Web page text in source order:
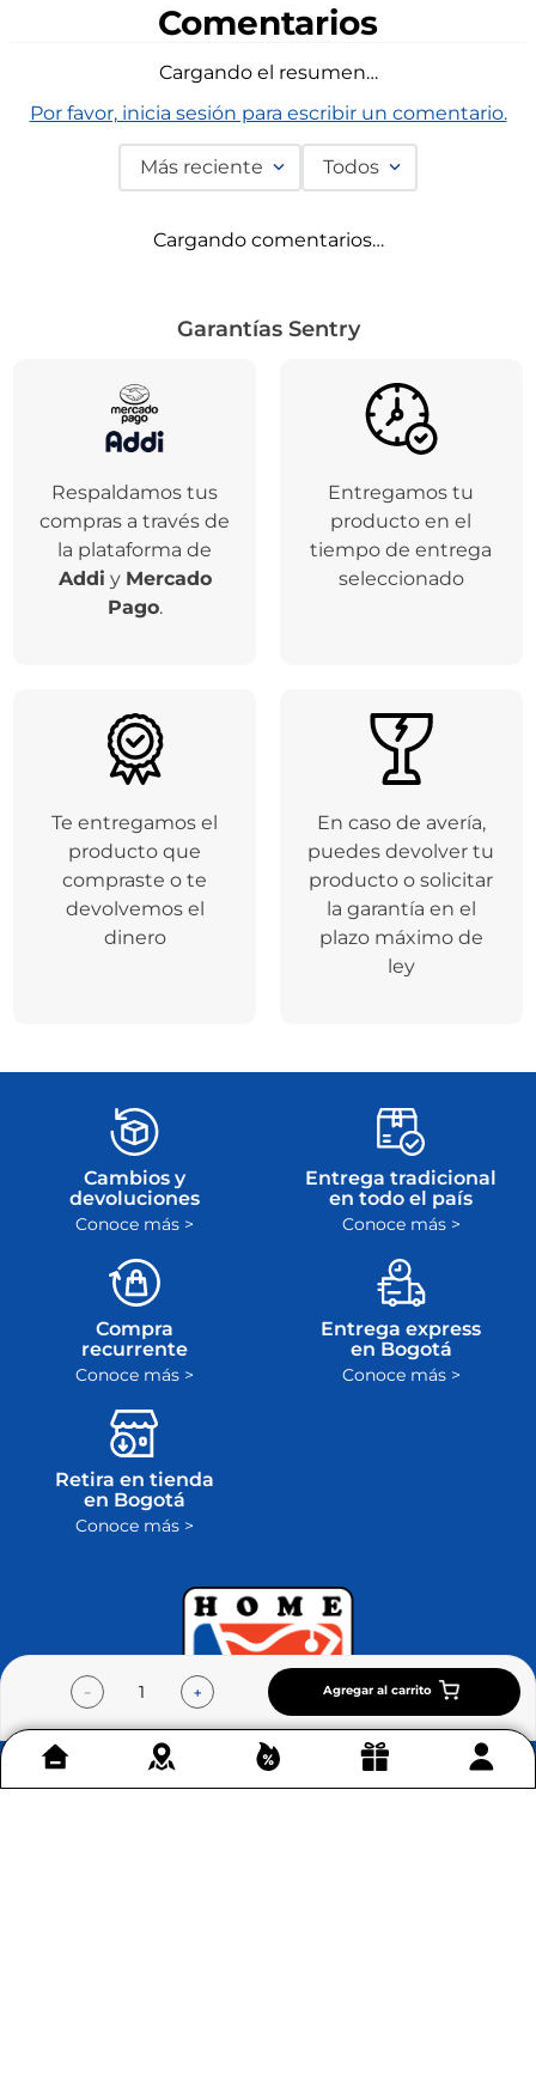
＋
－ Agregar al carrito
Comentarios
Cargando el resumen…
Por favor, inicia sesión para escribir un comentario.
Más reciente Todos
Cargando comentarios…
Garantías Sentry
Respaldamos tus
compras a través de
la plataforma de
Addi y Mercado
Pago.
Entregamos tu
producto en el
tiempo de entrega
seleccionado
Te entregamos el
producto que
compraste o te
devolvemos el
dinero
En caso de avería,
puedes devolver tu
producto o solicitar
la garantía en el
plazo máximo de
ley
Cambios y
devoluciones
Conoce más >
Entrega tradicional
en todo el país
Conoce más >
Compra
recurrente
Conoce más >
Entrega express
en Bogotá
Conoce más >
Retira en tienda
en Bogotá
Conoce más >